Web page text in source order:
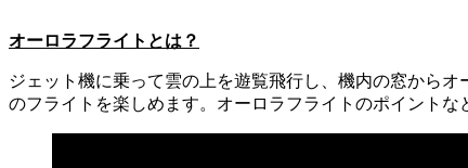
オーロラフライトとは？
ジェット機に乗って雲の上を遊覧飛行し、機内の窓から
のフライトを楽しめます。オーロラフライトのポイントな